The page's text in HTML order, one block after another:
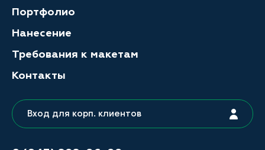
Портфолио
Нанесение
Требования к макетам
Контакты
Вход для корп. клиентов